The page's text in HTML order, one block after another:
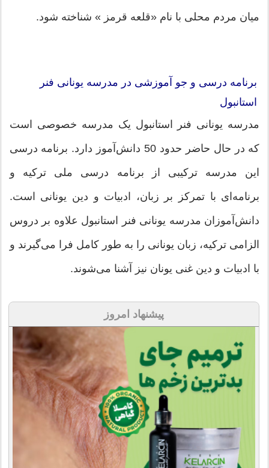
میان مردم محلی با نام «قلعه قرمز » شناخته شود.
برنامه درسی و جو آموزشی در مدرسه یونانی فنر
استانبول
مدرسه یونانی فنر استانبول یک مدرسه خصوصی است
که در حال حاضر حدود 50 دانش‌آموز دارد. برنامه درسی
این مدرسه ترکیبی از برنامه درسی ملی ترکیه و
برنامه‌ای با تمرکز بر زبان، ادبیات و دین یونانی است.
دانش‌آموزان مدرسه یونانی فنر استانبول علاوه بر دروس
الزامی ترکیه، زبان یونانی را به طور کامل فرا می‌گیرند و
با ادبیات و دین غنی یونان نیز آشنا می‌شوند.
پیشنهاد امروز